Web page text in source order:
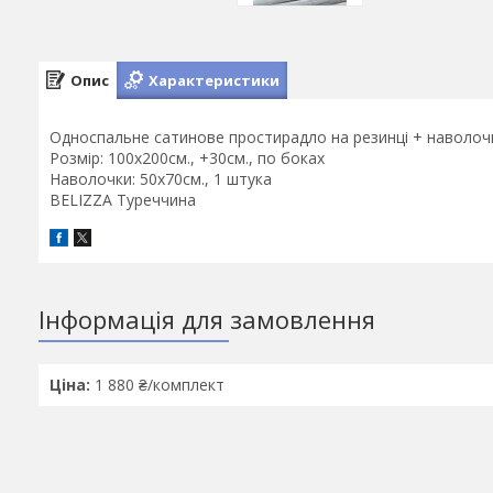
Опис Характеристики
Односпальне сатинове простирадло на резинці +
Розмір: 100х200см., +30см., по боках
Наволочки: 50х70см., 1 штука
BELIZZA Туреччина
Інформація для замовлення
Ціна: 1 880 ₴/комплект